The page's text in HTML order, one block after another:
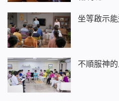
坐等啟示
不順服神